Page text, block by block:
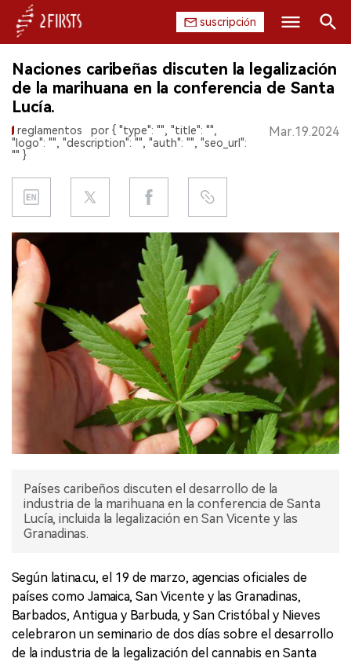
suscripción
INICIO
EMPRESA
PRODUCTO
REGULACIÓN
CHINA
DATOS
EXPOSICIÓN
ENTREVISTA
Buscar
Naciones caribeñas discuten la legalización
de la marihuana en la conferencia de Santa
Lucía.
reglamentos
por { "type": "", "title": "",
"logo": "", "description": "", "auth": "", "seo_url":
"" }
Mar.19.2024
Países caribeños discuten el desarrollo de la
industria de la marihuana en la conferencia de Santa
Lucía, incluida la legalización en San Vicente y las
Granadinas.
Según latina.cu, el 19 de marzo, agencias oficiales de
países como Jamaica, San Vicente y las Granadinas,
Barbados, Antigua y Barbuda, y San Cristóbal y Nieves
celebraron un seminario de dos días sobre el desarrollo
de la industria de la legalización del cannabis en Santa